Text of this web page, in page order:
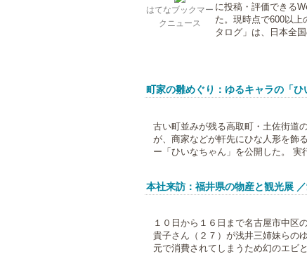
はてなブックマー
クニュース
に投稿・評価できる
た。現時点で600以上
タログ」は、日本全国
町家の雛めぐり：ゆるキャラの「
古い町並みが残る高取町・土佐街道
が、商家などが軒先にひな人形を飾
ー「ひいなちゃん」を公開した。 実
本社来訪：福井県の物産と観光展
１０日から１６日まで名古屋市中区
貴子さん（２７）が浅井三姉妹らの
元で消費されてしまうため幻のエビ